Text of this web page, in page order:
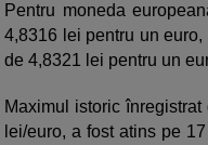
Pentru moneda
4,8316 lei pentru un
de 4,8321 lei pentru un
Maximul istoric
lei/euro, a fost atins pe